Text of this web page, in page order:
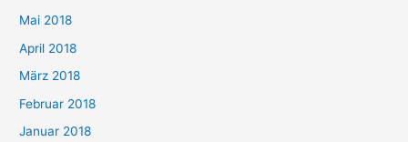
Mai 2018
April 2018
März 2018
Februar 2018
Januar 2018